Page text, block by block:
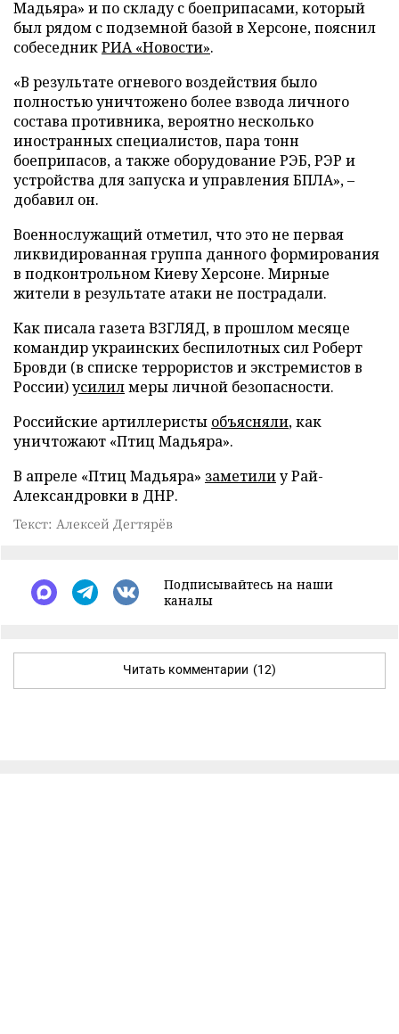
Мадьяра» и по складу с боеприпасами, который
был рядом с подземной базой в Херсоне, пояснил
собеседникРИА «Новости».
«В результате огневого воздействия было
полностью уничтожено более взвода личного
состава противника, вероятно несколько
иностранных специалистов, пара тонн
боеприпасов, а также оборудование РЭБ, РЭР и
устройства для запуска и управления БПЛА», –
добавил он.
Военнослужащий отметил, что это не первая
ликвидированная группа данного формирования
в подконтрольном Киеву Херсоне. Мирные
жители в результате атаки не пострадали.
Как писала газета ВЗГЛЯД, в прошлом месяце
командир украинских беспилотных сил Роберт
Бровди (в списке террористов и экстремистов в
России)усилилмеры личной безопасности.
Российские артиллеристы объясняли, как
уничтожают «Птиц Мадьяра».
В апреле «Птиц Мадьяра» заметилиу Рай-
Александровки в ДНР.
Текст: Алексей Дегтярёв
Подписывайтесь на наши
каналы
Читать комментарии (12)